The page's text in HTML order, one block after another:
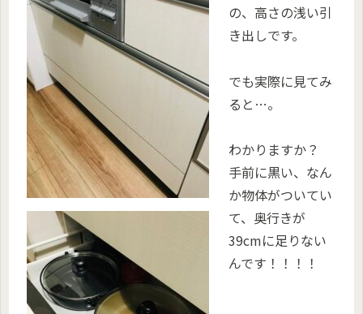
の、高さの浅い引
き出しです。
でも実際に見てみ
ると…。
わかりますか？
手前に黒い、なん
か物体がついてい
て、奥行きが
39cmに足りない
んです！！！！